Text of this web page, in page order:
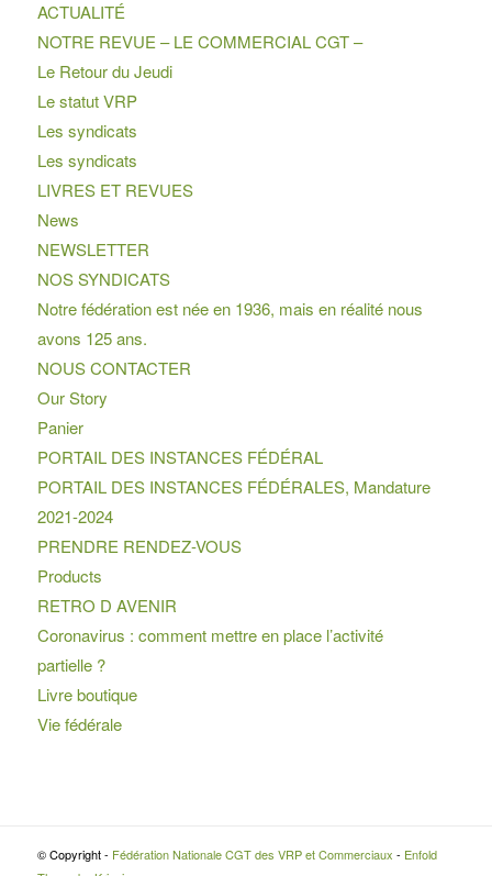
ACTUALITÉ
NOTRE REVUE – LE COMMERCIAL CGT –
Le Retour du Jeudi
Le statut VRP
Les syndicats
Les syndicats
LIVRES ET REVUES
News
NEWSLETTER
NOS SYNDICATS
Notre fédération est née en 1936, mais en réalité nous
avons 125 ans.
NOUS CONTACTER
Our Story
Panier
PORTAIL DES INSTANCES FÉDÉRAL
PORTAIL DES INSTANCES FÉDÉRALES, Mandature
2021-2024
PRENDRE RENDEZ-VOUS
Products
RETRO D AVENIR
Coronavirus : comment mettre en place l’activité
partielle ?
Livre boutique
Vie fédérale
© Copyright - Fédération Nationale CGT des VRP et Commerciaux - Enfold